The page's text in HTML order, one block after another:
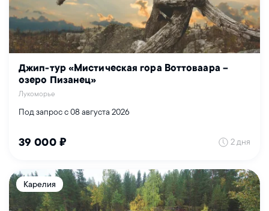
Джип-тур «Мистическая гора Воттоваара –
озеро Пизанец»
Лукоморье
Под запрос с 08 августа 2026
39 000 ₽ 2 дня
Карелия